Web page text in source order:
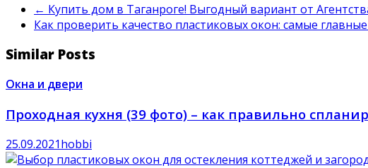
← Купить дом в Таганроге! Выгодный вариант от
Как проверить качество пластиковых окон: самые
Similar Posts
Окна и двери
Проходная кухня (39 фото) – как правильно
25.09.2021hobbi